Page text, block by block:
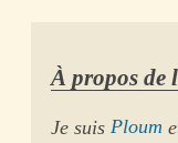
À propos de
Je suisPloum